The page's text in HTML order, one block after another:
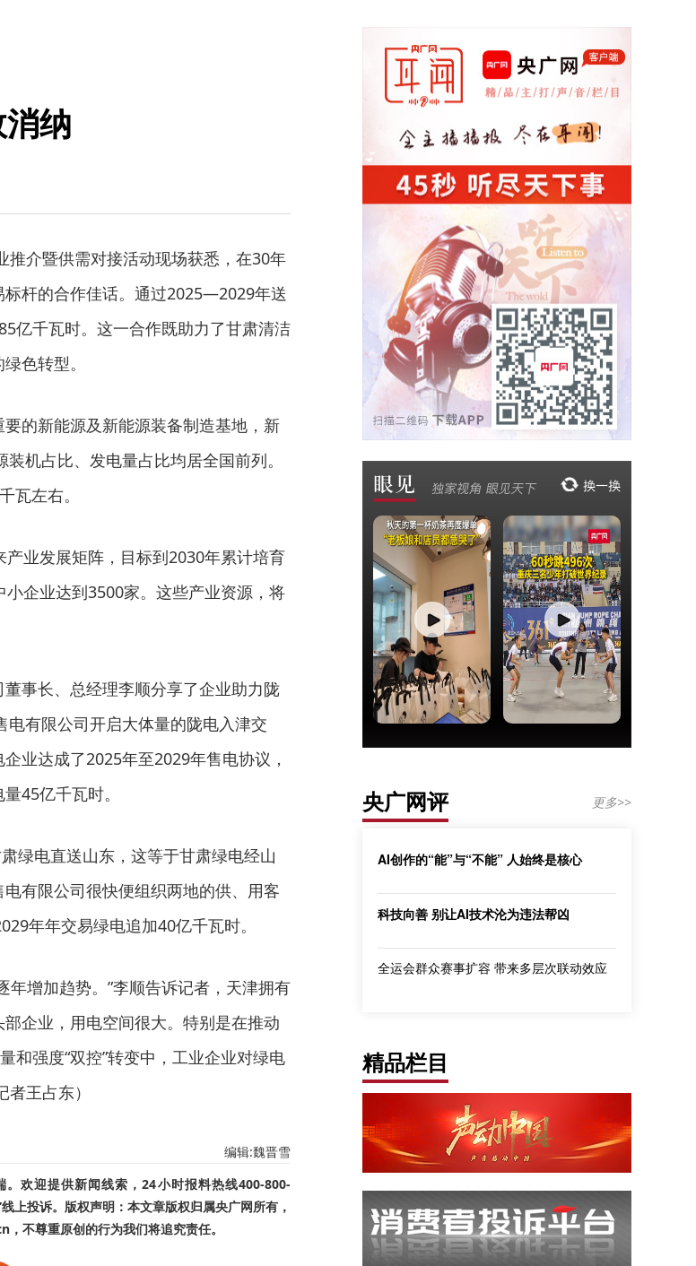
纳
推介暨供需对接活动现场获悉，在30年
杆的合作佳话。通过2025—2029年送
亿千瓦时。这一合作既助力了甘肃清洁
色转型。
的新能源及新能源装备制造基地，新
机占比、发电量占比均居全国前列。
瓦左右。
产业发展矩阵，目标到2030年累计培育
企业达到3500家。这些产业资源，将
事长、总经理李顺分享了企业助力陇
有限公司开启大体量的陇电入津交
业达成了2025年至2029年售电协议，
45亿千瓦时。
绿电直送山东，这等于甘肃绿电经山
有限公司很快便组织两地的供、用客
年年交易绿电追加40亿千瓦时。
年增加趋势。”李顺告诉记者，天津拥有
企业，用电空间很大。特别是在推动
和强度“双控”转变中，工业企业对绿电
王占东）
编辑:魏晋雪
欢迎提供新闻线索，24小时报料热线400-800-
上投诉。版权声明：本文章版权归属央广网所有，
不尊重原创的行为我们将追究责任。
央广网评 更多>>
AI创作的“能”与“不能” 人始终是核心
科技向善 别让AI技术沦为违法帮凶
全运会群众赛事扩容 带来多层次联动效应
精品栏目